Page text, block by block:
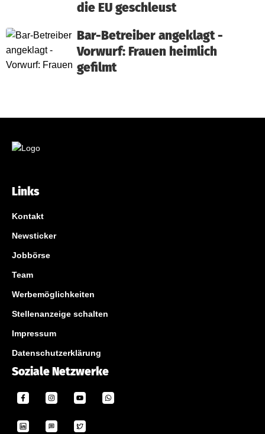
die EU geschleust
Bar-Betreiber angeklagt -
Vorwurf: Frauen heimlich
gefilmt
Links
Kontakt
Newsticker
Jobbörse
Team
Werbemöglichkeiten
Stellenanzeige schalten
Impressum
Datenschutzerklärung
Soziale Netzwerke